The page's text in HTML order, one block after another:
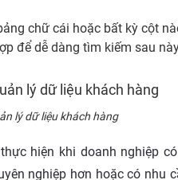
chữ cái hoặc bất kỳ cột
để dễ dàng tìm kiếm sau
lý dữ liệu khách hàng
hiện khi doanh nghiệp
nghiệp hơn hoặc có nhu